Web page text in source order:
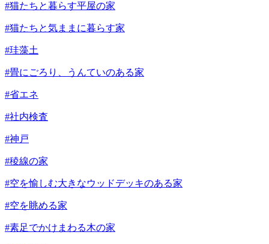
#猫たちと暮らす平屋の家
#猫たちと気ままに暮らす家
#珪藻土
#畳にごろり、うんていのある家
#省エネ
#社内検査
#神戸
#稜線の家
#空を愉しむ大きなウッドデッキのある家
#空を眺める家
#素足でかけまわる木の家